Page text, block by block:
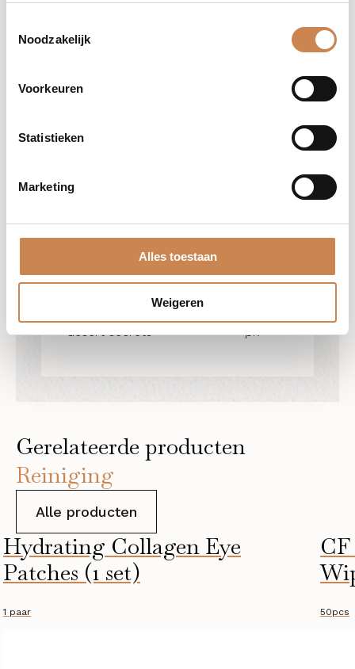
Noodzakelijk
Voorkeuren
Statistieken
Marketing
Alles toestaan
Weigeren
Gerelateerde producten
Reiniging
Alle producten
Hydrating Collagen Eye
Patches (1 set)
1 paar 50pcs
South Africa, Kalahari acient
desert secrets
pk